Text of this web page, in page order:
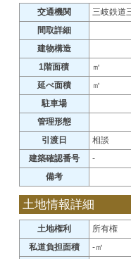
交通機関
三岐鉄
間取詳細
建物構造
1階面積
㎡
延べ面積
㎡
駐車場
管理形態
引渡日
相談
建築確認番号
-
備考
土地情報詳細
土地権利 所有権
私道負担面積
-㎡